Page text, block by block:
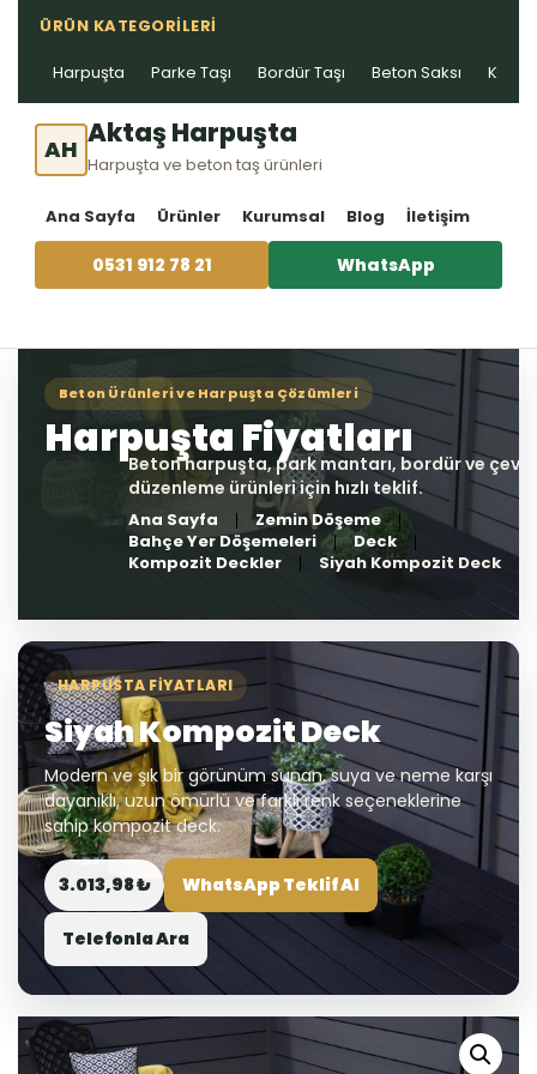
ÜRÜN KATEGORILERI
Harpuşta Parke Taşı Bordür Taşı Beton Saksı Kablo
AH Aktaş Harpuşta
Harpuşta ve beton taş ürünleri
Ana Sayfa Ürünler Kurumsal Blog İletişim
0531 912 78 21 WhatsApp
Ana Sayfa
Zemin Döşeme
Bahçe Yer Döşemeleri
Deck
Kompozit Deckler
Siyah Kompozit Deck
HARPUSTA FIYATLARI
Siyah Kompozit Deck
Modern ve şık bir görünüm sunan, suya ve neme karşı
dayanıklı, uzun ömürlü ve farklı renk seçeneklerine
sahip kompozit deck.
3.013,98 ₺ WhatsApp Teklif Al
Telefonla Ara